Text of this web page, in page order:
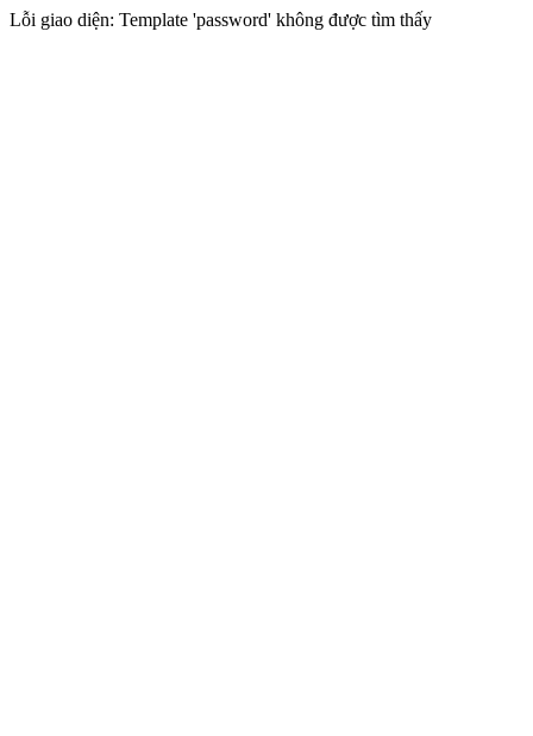
Lỗi giao diện: Template 'password' không được tìm thấy